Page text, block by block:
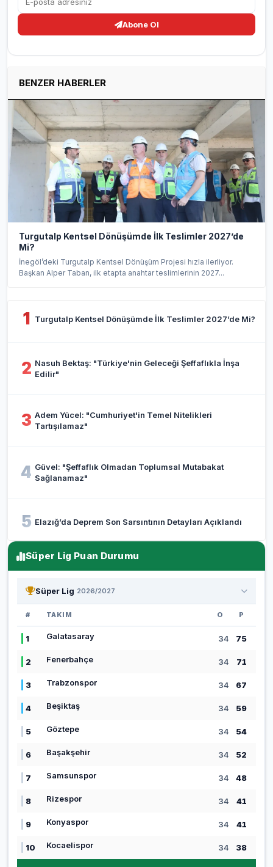
Abone Ol
BENZER HABERLER
Turgutalp Kentsel Dönüşümde İlk Teslimler 2027’de
Mi?
İnegöl’deki Turgutalp Kentsel Dönüşüm Projesi hızla ilerliyor.
Başkan Alper Taban, ilk etapta anahtar teslimlerinin 2027...
1 Turgutalp Kentsel Dönüşümde İlk Teslimler 2027’de Mi?
2 Nasuh Bektaş: "Türkiye'nin Geleceği Şeffaflıkla İnşa
Edilir"
3 Adem Yücel: "Cumhuriyet'in Temel Nitelikleri
Tartışılamaz"
4 Güvel: "Şeffaflık Olmadan Toplumsal Mutabakat
Sağlanamaz"
5 Elazığ’da Deprem Son Sarsıntının Detayları Açıklandı
Süper Lig Puan Durumu
Süper Lig 2026/2027
# TAKIM O P
1 Galatasaray 34 75
2 Fenerbahçe 34 71
3 Trabzonspor 34 67
4 Beşiktaş 34 59
5 Göztepe 34 54
6 Başakşehir 34 52
7 Samsunspor 34 48
8 Rizespor 34 41
9 Konyaspor 34 41
10 Kocaelispor 34 38